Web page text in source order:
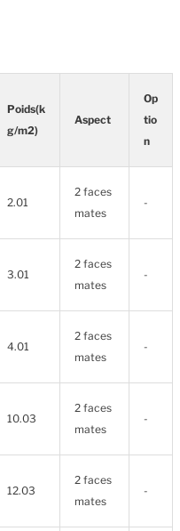
Poids(k
g/m2)
Aspect
Op
tio
n
2.01
2 faces
mates
-
3.01
2 faces
mates
-
4.01
2 faces
mates
-
10.03
2 faces
mates
-
12.03
2 faces
mates
-